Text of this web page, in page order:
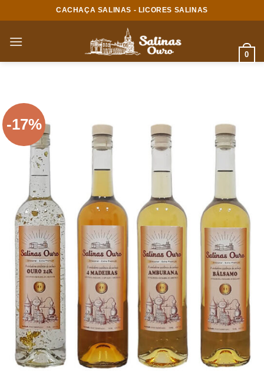
to
content
CACHAÇA SALINAS - LICORES SALINAS
0
-17%